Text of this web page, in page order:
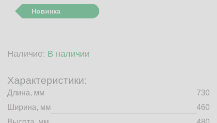
Полезное
Вакансии
Гофротара с печатью
Рассчитать стоимость упаковки
Пн-Пт 8:00 - 17:00
Новинка
Наличие: В наличии
Характеристики:
Длина, мм
730
Ширина, мм
460